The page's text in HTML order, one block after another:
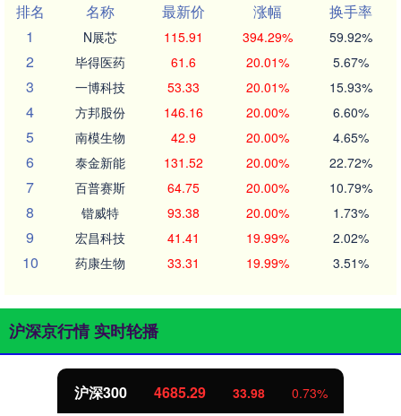
排名
名称 最新价 涨幅
换手率
1
N展芯 115.91 394.29% 59.92%
2 毕得医药 61.6 20.01% 5.67%
3 一博科技 53.33 20.01% 15.93%
4 方邦股份 146.16 20.00% 6.60%
5 南模生物 42.9 20.00% 4.65%
6 泰金新能 131.52 20.00% 22.72%
7 百普赛斯 64.75 20.00% 10.79%
8 锴威特 93.38 20.00% 1.73%
9 宏昌科技 41.41 19.99% 2.02%
10 药康生物 33.31 19.99% 3.51%
沪深京行情 实时轮播
沪深300 4685.29 33.98 0.73%